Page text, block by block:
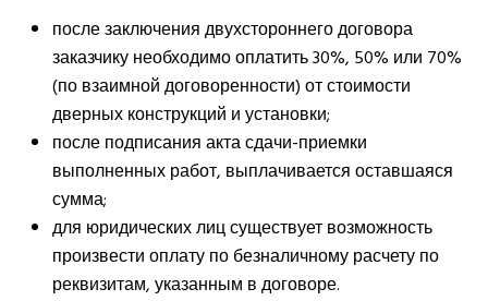
после заключения двухстороннего договора
заказчику необходимо оплатить 30%, 50% или 70%
(по взаимной договоренности) от стоимости
дверных конструкций и установки;
после подписания акта сдачи-приемки
выполненных работ, выплачивается оставшаяся
сумма;
для юридических лиц существует возможность
произвести оплату по безналичному расчету по
реквизитам, указанным в договоре.